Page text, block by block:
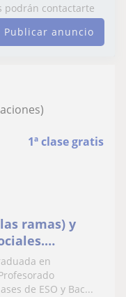
podrán contactarte
Publicar anuncio
1ª clase gratis
ramas) y
y FOL
en
de ESO y Bac...